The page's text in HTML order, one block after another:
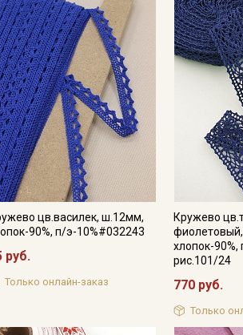
цв.василек, ш.12мм,
90%, п/э-10%#032243
руб.
Только онлайн-заказ
Кружево
хлопок-90%,
рис.101/24
770 руб.
Только
Подписаться
сПолитикой обработки персональных
Согласие на обработку персональных
на получение рекламных и
рассылок